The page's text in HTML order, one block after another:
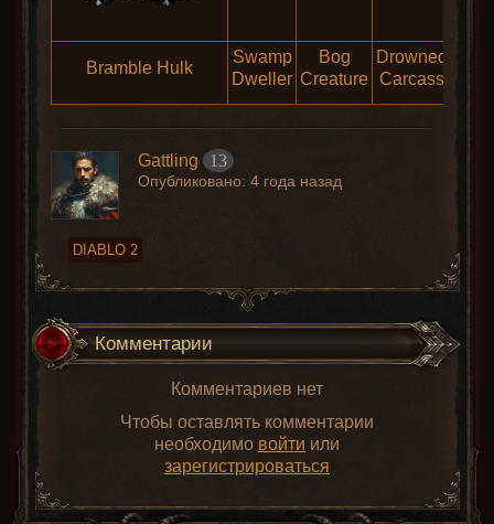
Bramble Hulk
Swamp
Dweller
Bog
Creature
Drowned
Carcass
Gattling 13
Опубликовано: 4 года назад
DIABLO 2
Комментарии
Комментариев нет
Чтобы оставлять комментарии
необходимо войти или
зарегистрироваться